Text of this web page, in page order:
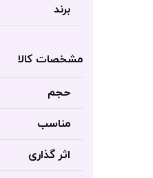
برند
مشخصات کالا
حجم
مناسب
اثر گذاری